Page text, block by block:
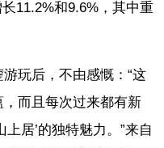
11.2%和9.6%，其中重
玩后，不由感慨：“这
而且每次过来都有新
居’的独特魅力。”来自